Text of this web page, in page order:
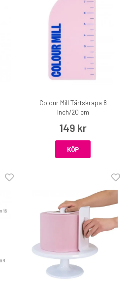
Colour Mill Tårtskrapa 8
Inch/20 cm
149 kr
KÖP